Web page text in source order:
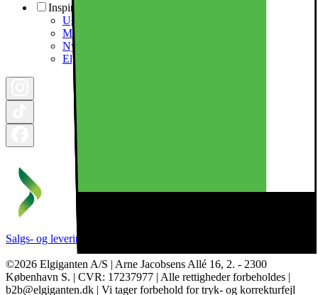
Inspiration
Ugens tilbud - og andre gode priser
Månedens Business Deal
Nyhedsbrev til erhverv
Elgigantens Magasin
Salgs- og leveringsbetingelser
©2026 Elgiganten A/S | Arne Jacobsens Allé 16, 2. - 2300
København S. | CVR: 17237977 | Alle rettigheder forbeholdes |
b2b@elgiganten.dk | Vi tager forbehold for tryk- og korrekturfejl